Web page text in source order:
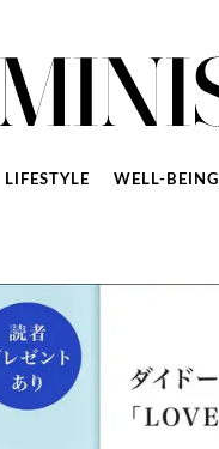
LIFESTYLE WELL-BEING